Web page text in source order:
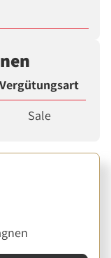
Vergütungsart
Sale